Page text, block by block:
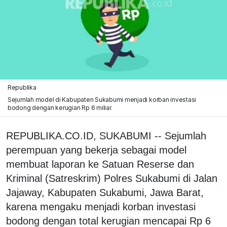
Republika
Sejumlah model di Kabupaten Sukabumi menjadi korban investasi
bodong dengan kerugian Rp 6 miliar.
REPUBLIKA.CO.ID, SUKABUMI -- Sejumlah
perempuan yang bekerja sebagai model
membuat laporan ke Satuan Reserse dan
Kriminal (Satreskrim) Polres Sukabumi di Jalan
Jajaway, Kabupaten Sukabumi, Jawa Barat,
karena mengaku menjadi korban investasi
bodong dengan total kerugian mencapai Rp 6